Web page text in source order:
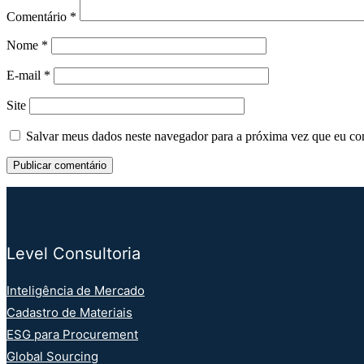
Comentário *
Nome *
E-mail *
Site
Salvar meus dados neste navegador para a próxima vez que eu
Level Consultoria
Inteligência de Mercado
Cadastro de Materiais
ESG para Procurement
Global Sourcing